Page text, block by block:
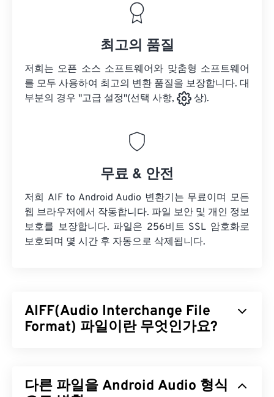
최고의 품질
저희는 오픈 소스 소프트웨어와 맞춤형 소프트웨어
를 모두 사용하여 최고의 변환 품질을 보장합니다. 대
부분의 경우 "고급 설정"(선택 사항,
상).
무료 & 안전
저희 AIF to Android Audio 변환기는 무료이며 모든
웹 브라우저에서 작동합니다. 파일 보안 및 개인 정보
보호를 보장합니다. 파일은 256비트 SSL 암호화로
보호되며 몇 시간 후 자동으로 삭제됩니다.
AIFF(Audio Interchange File
Format) 파일이란 무엇인가요?
개발했습니다. 많은 전문가, 특히 Apple 플랫폼 사용
다른 파일을 Android Audio 형식